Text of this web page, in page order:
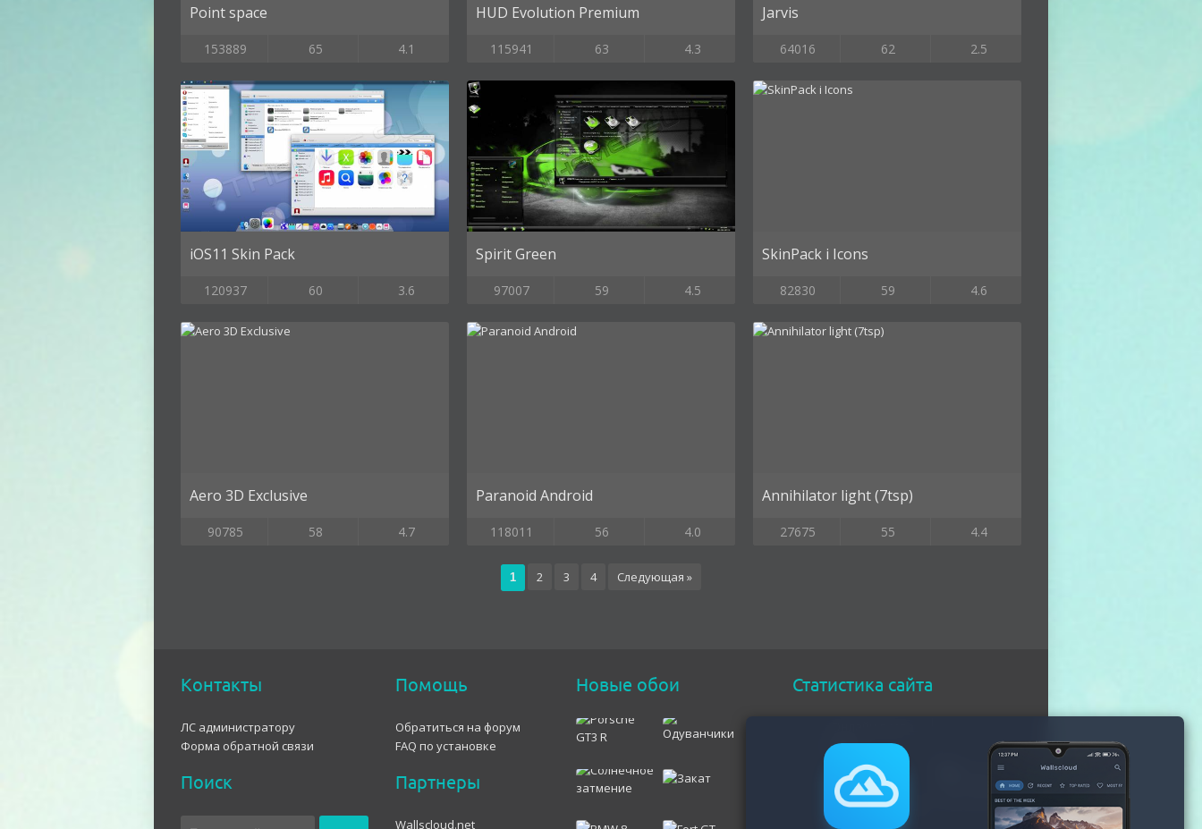
Point space
153889 65 4.1
HUD Evolution Premium
115941 63 4.3
Jarvis
64016 62 2.5
iOS11 Skin Pack
120937 60 3.6
Spirit Green
97007 59 4.5
SkinPack i Icons
82830 59 4.6
Aero 3D Exclusive
90785 58 4.7
Paranoid Android
118011 56 4.0
Annihilator light (7tsp)
27675 55 4.4
1 2 3 4 Следующая »
Контакты
ЛС администратору
Форма обратной связи
Поиск
Помощь
Обратиться на форум
FAQ по установке
Партнеры
Wallscloud.net
Новые обои Статистика сайта
260
Гостей
252
Пользователей
8